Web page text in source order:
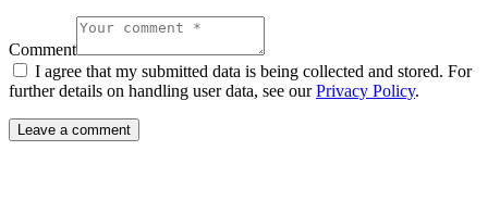
Comment
I agree that my submitted data is being collected and stored. For
further details on handling user data, see ourPrivacy Policy.